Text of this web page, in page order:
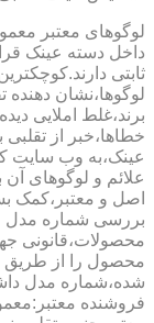
لوگوهای معتبر
داخل دسته عینک
ثابتی
لوگوها،نشان
برند،غلط املایی
خطاها،خبر از
عینک،به وب سایت
علائم و لوگوهای
اصل و معتبر،کمک
بررسی شماره مدل
محصولات،قانونی
محصول را از طریق
شده،شماره مدل
فروشنده